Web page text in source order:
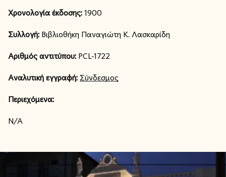
Χρονολογία έκδοσης:1900
Συλλογή: Βιβλιοθήκη Παναγιώτη Κ. Λασκαρίδη
Αριθμός αντιτύπου: PCL-1722
Αναλυτική εγγραφή: Σύνδεσμος
Περιεχόμενα:
N/A